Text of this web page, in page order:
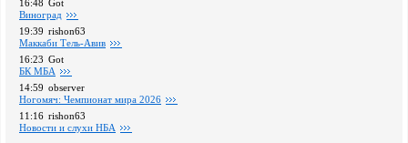
16:48 Got
Виноград
19:39 rishon63
Маккаби Тель-Авив
16:23 Got
БК МБА
14:59 observer
Ногомяч: Чемпионат мира 2026
11:16 rishon63
Новости и слухи НБА